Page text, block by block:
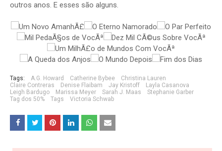
outros anos. E esses são alguns.
Tags: A.G. Howard Catherine Bybee
Christina Lauren
Claire Contreras
Denise Flaibam Jay Kristoff
Layla Casanova
Leigh Bardugo
Marissa Meyer Sarah J. Maas
Stephanie Garber
Tag dos 50%
Tags Victoria Schwab